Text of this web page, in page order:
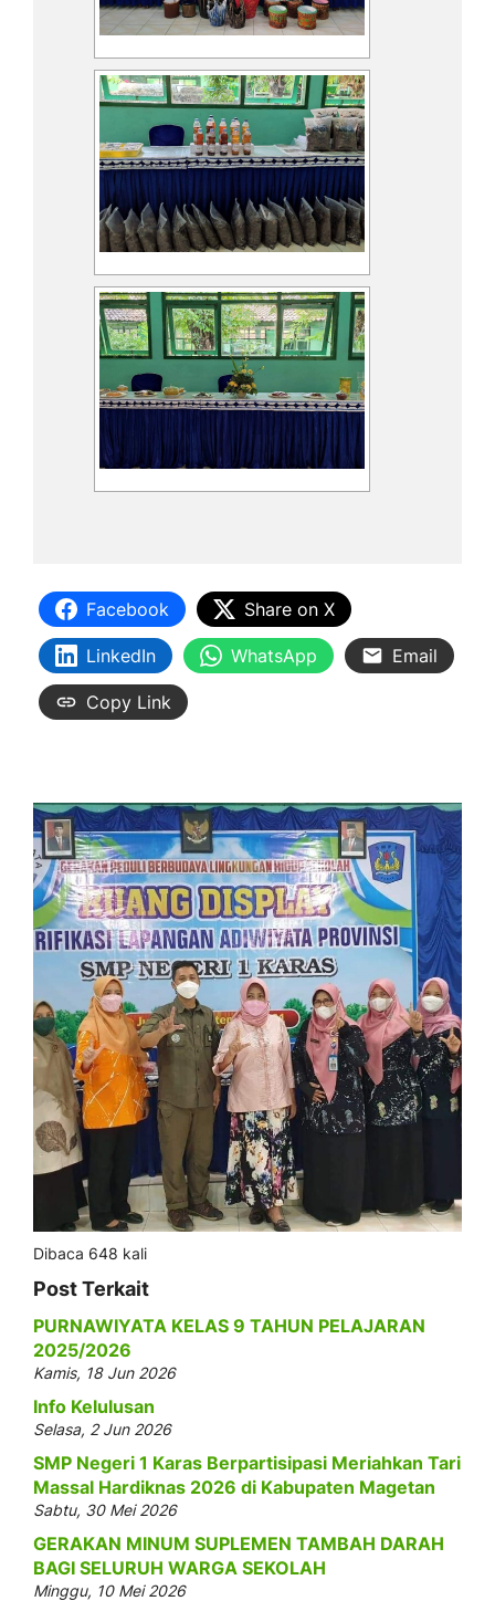
Facebook Share on X
LinkedIn WhatsApp Email
Copy Link
Dibaca 648 kali
Post Terkait
PURNAWIYATA KELAS 9 TAHUN PELAJARAN
2025/2026
Kamis, 18 Jun 2026
Info Kelulusan
Selasa, 2 Jun 2026
SMP Negeri 1 Karas Berpartisipasi Meriahkan Tari
Massal Hardiknas 2026 di Kabupaten Magetan
Sabtu, 30 Mei 2026
GERAKAN MINUM SUPLEMEN TAMBAH DARAH
BAGI SELURUH WARGA SEKOLAH
Minggu, 10 Mei 2026